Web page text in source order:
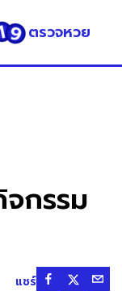
ตรวจหวย
กรรม
แชร์